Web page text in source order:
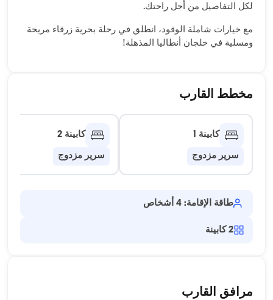
لكل التفاصيل من أجل راحتك.
مع خيارات شاملة الوقود، انطلق في رحلة بحرية زرقاء مريحة
ومسلية في خلجان أنطاليا المذهلة!
مخطط القارب
كابينة 1
سرير مزدوج
كابينة 2
سرير مزدوج
طاقة الإقامة: 4 أشخاص
2 كابينة
مرافق القارب